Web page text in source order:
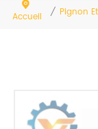
Accueil / Pignon